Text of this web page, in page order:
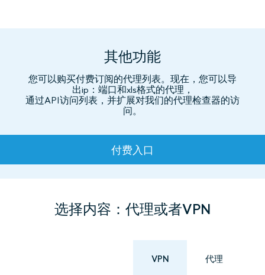
其他功能
您可以购买付费订阅的代理列表。现在，您可以导
出ip：端口和xls格式的代理，
通过API访问列表，并扩展对我们的代理检查器的访
问。
资费
选择内容：代理或者VPN
VPN 代理
付费入口